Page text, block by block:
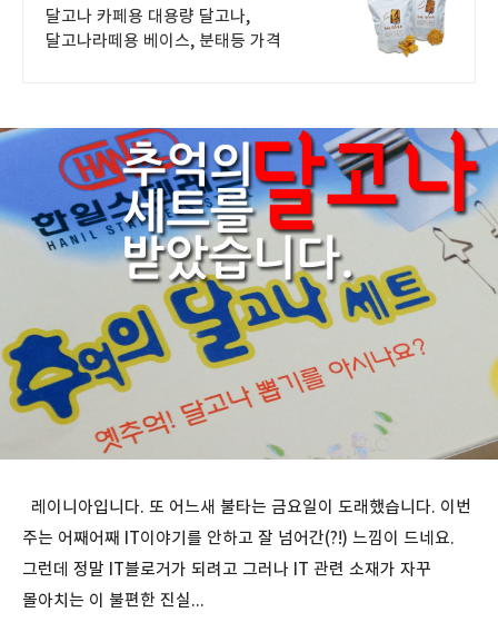
수제 달고나
달고나 카페용 대용량 달고나,
달고나라떼용 베이스, 분태등 가격
레이니아입니다. 또 어느새 불타는 금요일이 도래했습니다. 이번
주는 어째어째 IT이야기를 안하고 잘 넘어간(?!) 느낌이 드네요.
그런데 정말 IT블로거가 되려고 그러나 IT 관련 소재가 자꾸
몰아치는 이 불편한 진실...